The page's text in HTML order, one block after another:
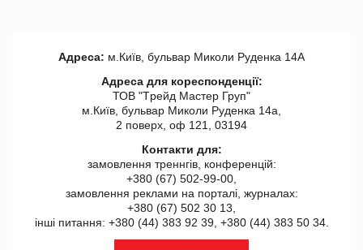
Адреса: м.Київ, бульвар Миколи Руденка 14А
Адреса для кореспонденції:
ТОВ "Tрейд Мастер Груп"
м.Київ, бульвар Миколи Руденка 14а,
2 поверх, оф 121, 03194
Контакти для:
замовлення треннгів, конференцій:
+380 (67) 502-99-00,
замовлення реклами на порталі, журналах:
+380 (67) 502 30 13,
інші питання: +380 (44) 383 92 39, +380 (44) 383 50 34.